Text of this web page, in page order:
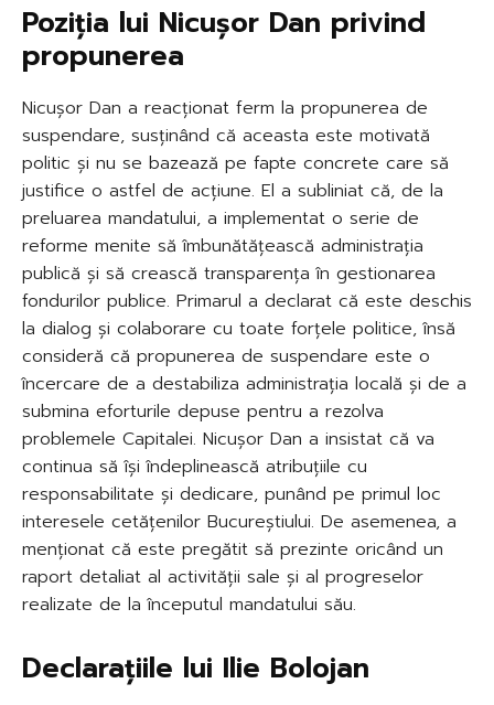
Poziția lui Nicușor Dan privind
propunerea
Nicușor Dan a reacționat ferm la propunerea de
suspendare, susținând că aceasta este motivată
politic și nu se bazează pe fapte concrete care să
justifice o astfel de acțiune. El a subliniat că, de la
preluarea mandatului, a implementat o serie de
reforme menite să îmbunătățească administrația
publică și să crească transparența în gestionarea
fondurilor publice. Primarul a declarat că este deschis
la dialog și colaborare cu toate forțele politice, însă
consideră că propunerea de suspendare este o
încercare de a destabiliza administrația locală și de a
submina eforturile depuse pentru a rezolva
problemele Capitalei. Nicușor Dan a insistat că va
continua să își îndeplinească atribuțiile cu
responsabilitate și dedicare, punând pe primul loc
interesele cetățenilor Bucureștiului. De asemenea, a
menționat că este pregătit să prezinte oricând un
raport detaliat al activității sale și al progreselor
realizate de la începutul mandatului său.
Declarațiile lui Ilie Bolojan